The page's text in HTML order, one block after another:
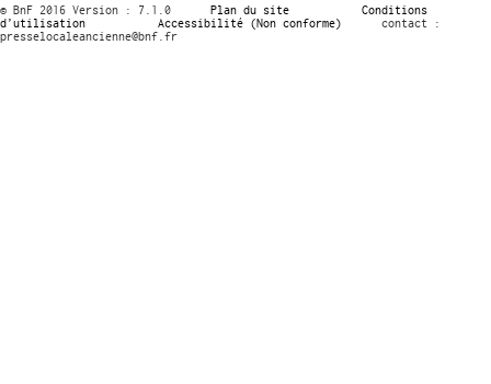
© BnF 2016 Version : 7.1.0 Plan du site
Conditions
d’utilisation
Accessibilité (Non conforme)
contact :
presselocaleancienne@bnf.fr